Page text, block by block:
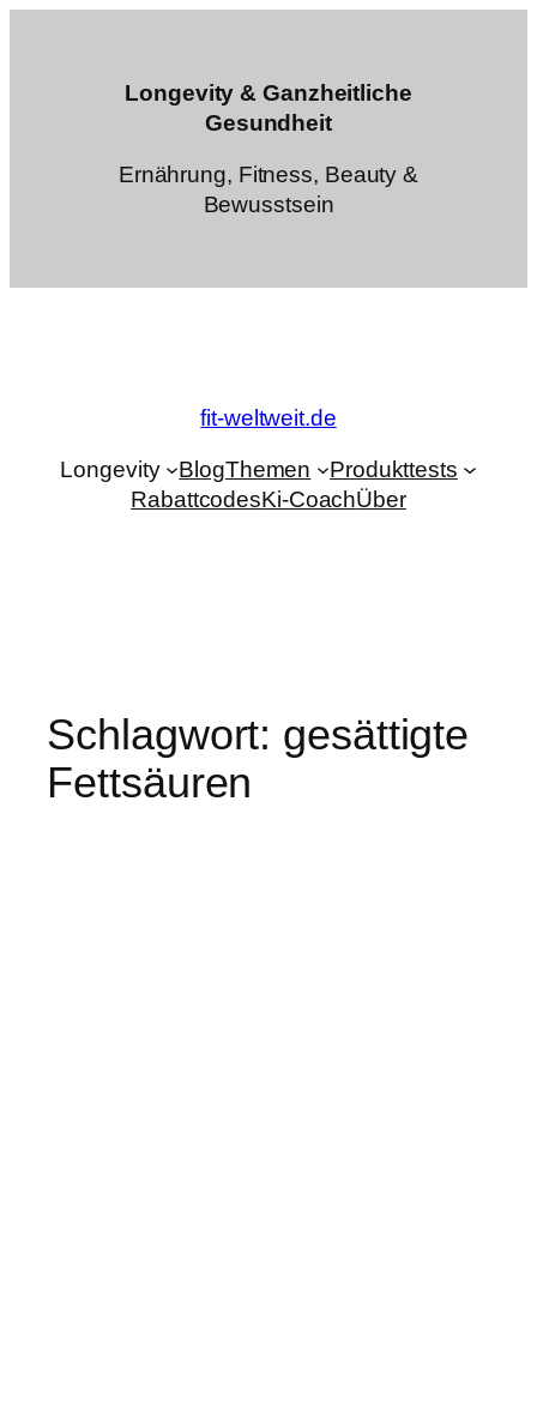
Longevity & Ganzheitliche
Gesundheit
Ernährung, Fitness, Beauty &
Bewusstsein
fit-weltweit.de
Longevity BlogThemen
Produkttests
RabattcodesKi-CoachÜber
Schlagwort: gesättigte
Fettsäuren